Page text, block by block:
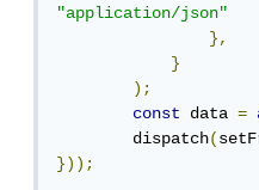
"application/json"
},
}
);
const
data =
        dispatch
(
}));